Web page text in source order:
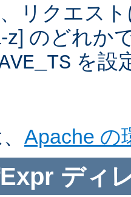
リクエス
z] のどれか
を設
Apache の
ディ